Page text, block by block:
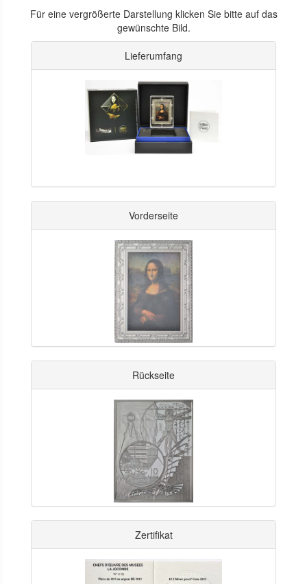
Für eine vergrößerte Darstellung klicken Sie bitte auf das
gewünschte Bild.
Lieferumfang
Vorderseite
Rückseite
Zertifikat